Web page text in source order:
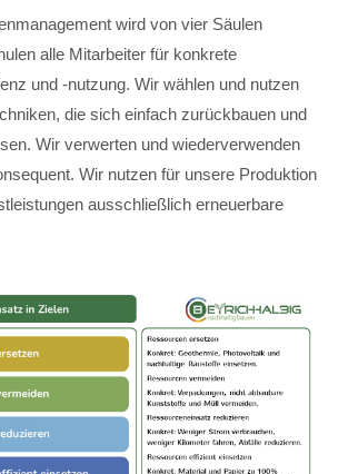
wird von vier Säulen
alle Mitarbeiter für konkrete
und -nutzung. Wir wählen und nutzen
die sich einfach zurückbauen und
Wir verwerten und wiederverwenden
Wir nutzen für unsere Produktion
ausschließlich erneuerbare